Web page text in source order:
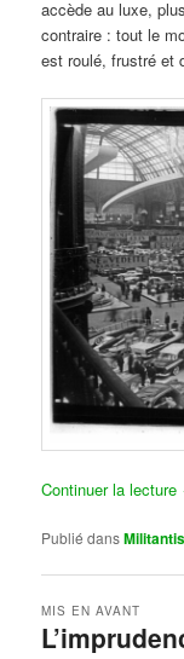
accède au luxe,
contraire : tout le
est roulé, frustré et
Continuer la lecture
Publié dans
MIS EN AVANT